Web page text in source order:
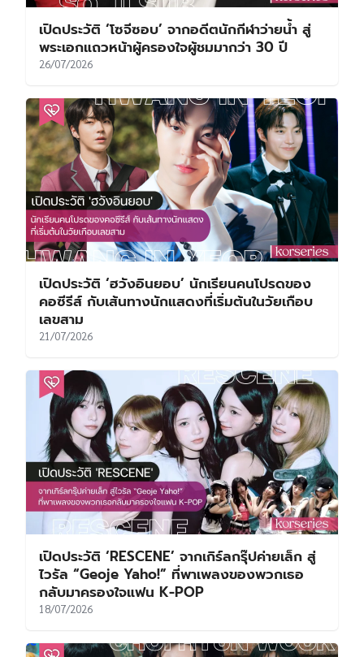
เปิดประวัติ ‘โซจีซอบ’ จากอดีตนักกีฬาว่ายน้ำ สู่
พระเอกแถวหน้าผู้ครองใจผู้ชมมากว่า 30 ปี
26/07/2026
เปิดประวัติ ‘ฮวังอินยอบ’ นักเรียนคนโปรดของ
คอซีรีส์ กับเส้นทางนักแสดงที่เริ่มต้นในวัยเกือบ
เลขสาม
21/07/2026
เปิดประวัติ ‘RESCENE’ จากเกิร์ลกรุ๊ปค่ายเล็ก สู่
ไวรัล “Geoje Yaho!” ที่พาเพลงของพวกเธอ
กลับมาครองใจแฟน K-POP
18/07/2026